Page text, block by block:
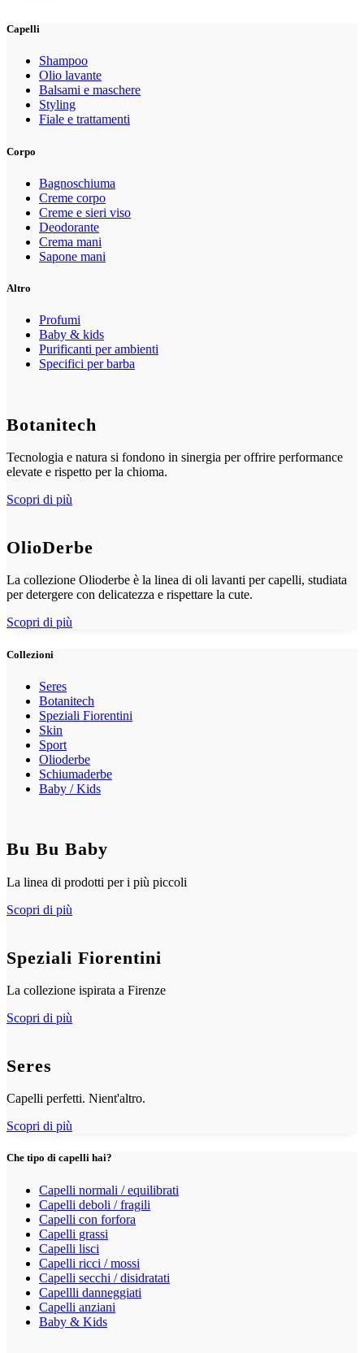
Capelli
Shampoo
Olio lavante
Balsami e maschere
Styling
Fiale e trattamenti
Corpo
Bagnoschiuma
Creme corpo
Creme e sieri viso
Deodorante
Crema mani
Sapone mani
Altro
Profumi
Baby & kids
Purificanti per ambienti
Specifici per barba
Botanitech
Tecnologia e natura si fondono in sinergia per offrire performance
elevate e rispetto per la chioma.
Scopri di più
OlioDerbe
La collezione Olioderbe è la linea di oli lavanti per capelli, studiata
per detergere con delicatezza e rispettare la cute.
Scopri di più
Collezioni
Seres
Botanitech
Speziali Fiorentini
Skin
Sport
Olioderbe
Schiumaderbe
Baby / Kids
Bu Bu Baby
La linea di prodotti per i più piccoli
Scopri di più
Speziali Fiorentini
La collezione ispirata a Firenze
Scopri di più
Seres
Capelli perfetti. Nient'altro.
Scopri di più
Che tipo di capelli hai?
Capelli normali / equilibrati
Capelli deboli / fragili
Capelli con forfora
Capelli grassi
Capelli lisci
Capelli ricci / mossi
Capelli secchi / disidratati
Capellli danneggiati
Capelli anziani
Baby & Kids